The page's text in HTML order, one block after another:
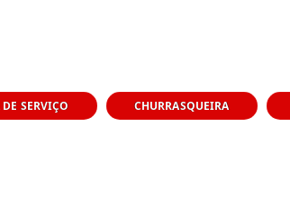
DE SERVIÇO CHURRASQUEIRA